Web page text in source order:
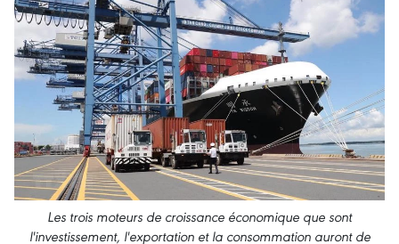
Les trois moteurs de croissance économique que sont
l'investissement, l'exportation et la consommation auront de